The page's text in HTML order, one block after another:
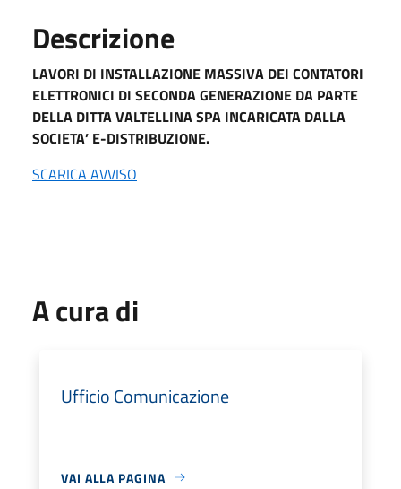
Descrizione
LAVORI DI INSTALLAZIONE MASSIVA DEI CONTATORI
ELETTRONICI DI SECONDA GENERAZIONE DA PARTE
DELLA DITTA VALTELLINA SPA INCARICATA DALLA
SOCIETA’ E-DISTRIBUZIONE.
SCARICA AVVISO
A cura di
Ufficio Comunicazione
VAI ALLA PAGINA